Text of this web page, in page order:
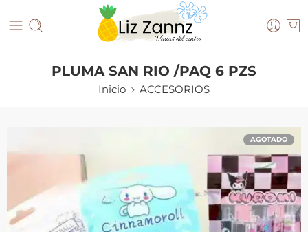
PLUMA SAN RIO /PAQ 6 PZS
Inicio ACCESORIOS
AGOTADO